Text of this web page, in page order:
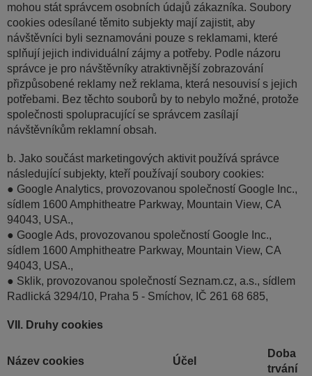
mohou stát správcem osobních údajů zákazníka. Soubory
cookies odesílané těmito subjekty mají zajistit, aby
návštěvníci byli seznamováni pouze s reklamami, které
splňují jejich individuální zájmy a potřeby. Podle názoru
správce je pro návštěvníky atraktivnější zobrazování
přizpůsobené reklamy než reklama, která nesouvisí s jejich
potřebami. Bez těchto souborů by to nebylo možné, protože
společnosti spolupracující se správcem zasílají
návštěvníkům reklamní obsah.
b. Jako součást marketingových aktivit používá správce
následující subjekty, kteří používají soubory cookies:
● Google Analytics, provozovanou společností Google Inc.,
sídlem 1600 Amphitheatre Parkway, Mountain View, CA
94043, USA.,
● Google Ads, provozovanou společností Google Inc.,
sídlem 1600 Amphitheatre Parkway, Mountain View, CA
94043, USA.,
● Sklik, provozovanou společností Seznam.cz, a.s., sídlem
Radlická 3294/10, Praha 5 - Smíchov, IČ 261 68 685,
VII. Druhy cookies
Název cookies Účel
Doba
trvání